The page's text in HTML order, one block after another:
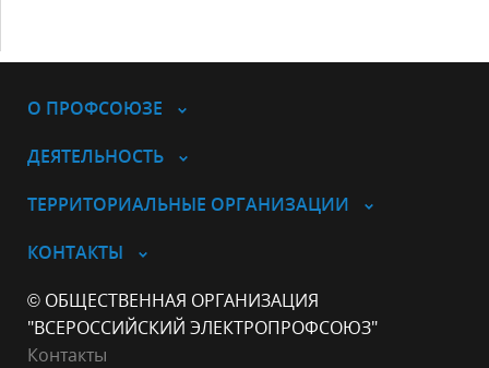
О ПРОФСОЮЗЕ
ДЕЯТЕЛЬНОСТЬ
ТЕРРИТОРИАЛЬНЫЕ ОРГАНИЗАЦИИ
КОНТАКТЫ
© ОБЩЕСТВЕННАЯ ОРГАНИЗАЦИЯ
"ВСЕРОССИЙСКИЙ ЭЛЕКТРОПРОФСОЮЗ"
Контакты